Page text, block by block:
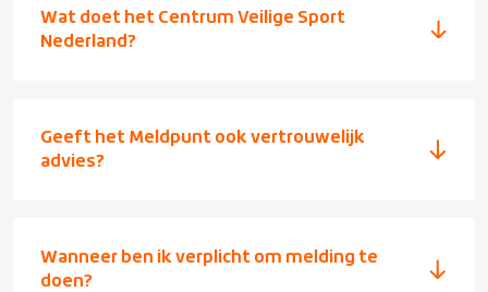
Wat doet het Centrum Veilige Sport
Nederland?
Geeft het Meldpunt ook vertrouwelijk
advies?
Wanneer ben ik verplicht om melding te
doen?